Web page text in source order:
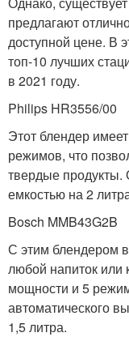
предлагают
доступной цене. В
топ-10 лучших
в 2021 году.
Philips HR3556/00
Этот блендер
режимов, что
твердые продукты.
емкостью на 2
Bosch MMB43G2B
С этим блендером
любой напиток или
мощности и 5
автоматического
1,5 литра.